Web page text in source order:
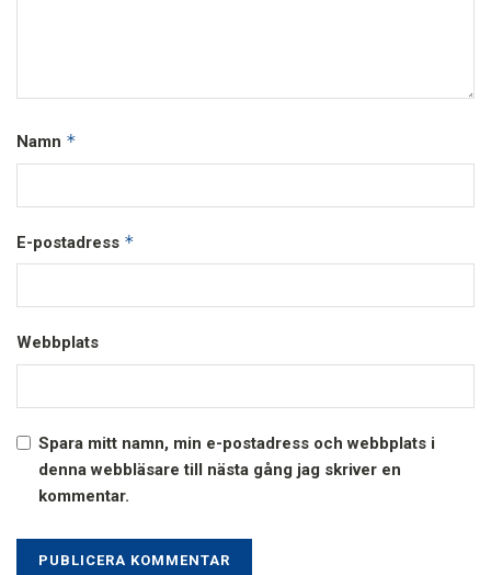
Namn *
E-postadress *
Webbplats
Spara mitt namn, min e-postadress och webbplats i
denna webbläsare till nästa gång jag skriver en
kommentar.